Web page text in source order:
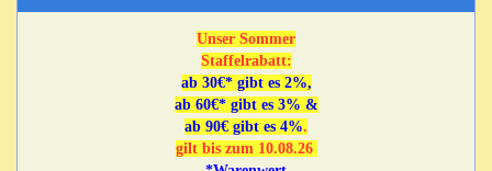
Unser Sommer
Staffelrabatt:
ab 30€* gibt es 2%,
ab 60€* gibt es 3% &
ab 90€ gibt es 4%.
gilt bis zum 10.08.26